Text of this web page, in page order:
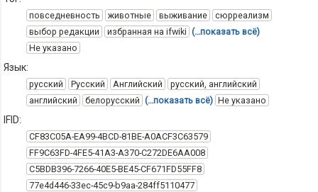
повседневность животные выживание
сюрреализм
выбор редакции
избранная на ifwiki (…показать всё)
Не указано
Язык:
русский Русский Английский
русский, английский
английский
белорусский (…показать всё) Не указано
IFID:
CF83C05A-EA99-4BCD-81BE-A0ACF3C63579
FF9C63FD-4FE5-41A3-A370-C272DE6AA008
C5BDB396-7266-40E5-BE45-CF671FD55FF8
77e4d446-33ec-45c9-b9aa-284ff5110477